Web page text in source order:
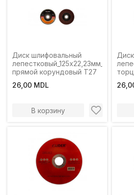
Диск шлифовальный
лепестковый_125x22,23мм_P120
прямой корундовый T27
26,00 MDL
В корзину